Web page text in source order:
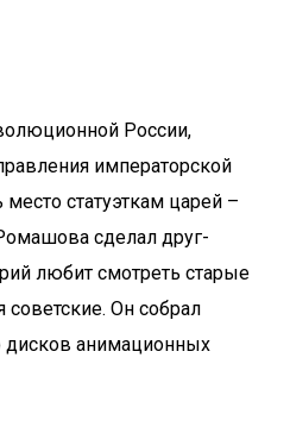
России,
императорской
статуэткам царей –
сделал друг-
любит смотреть старые
Он собрал
анимационных